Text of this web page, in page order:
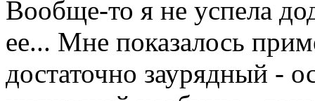
Вообще-то я не успела
ее... Мне показалось
достаточно заурядный -